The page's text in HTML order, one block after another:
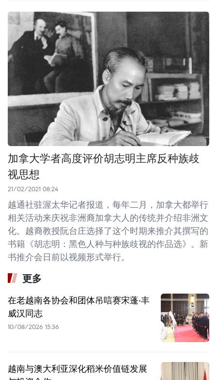
加拿大学者高度评价胡志明主席反种族歧
视思想
21/02/2021 08:24
越通社驻渥太华记者报道，每年二月，加拿大都举行
相关活动来庆祝非洲裔加拿大人的传统并介绍非洲文
化。越裔教授阮台庄选择了这个时期来推介其撰写的
书籍《胡志明：黑色人种与种族歧视的作品选》。新
书推介会日前以视频形式举行。
更多
在老越南各协会和团体吊唁赛宋蓬·丰
威汉同志
10/08/2026 15:36
越南与澳大利亚深化稻米价值链发展